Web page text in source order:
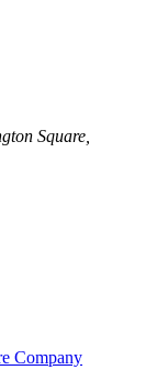
Square,
Company